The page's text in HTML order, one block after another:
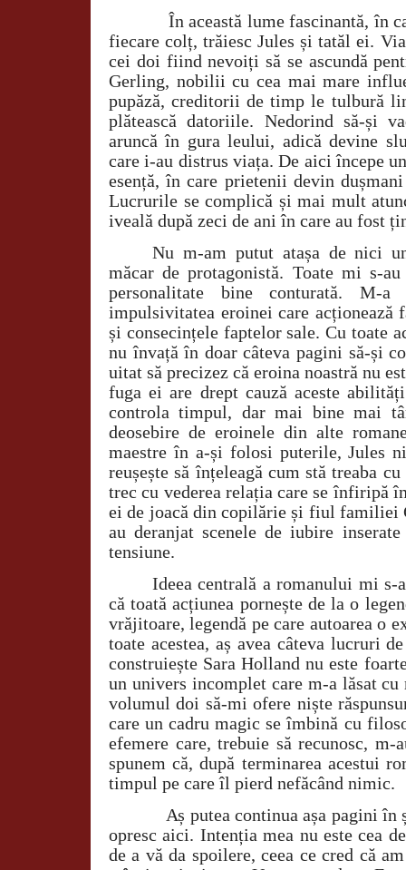
În această lume fascinantă, în
fiecare colț, trăiesc Jules și tatăl ei.
cei doi fiind nevoiți să se ascundă
Gerling, nobilii cu cea mai mare
pupăză, creditorii de timp le tulbură
plătească datoriile. Nedorind să-și
aruncă în gura leului, adică devine
care i-au distrus viața. De aici începe
esență, în care prietenii devin
Lucrurile se complică și mai mult
iveală după zeci de ani în care au fost
Nu m-am putut atașa de nici
măcar de protagonistă. Toate mi s-
personalitate bine conturată. M-
impulsivitatea eroinei care
și consecințele faptelor sale. Cu toate
nu învață în doar câteva pagini să-și
uitat să precizez că eroina noastră nu
fuga ei are drept cauză aceste
controla timpul, dar mai bine mai
deosebire de eroinele din alte
maestre în a-și folosi puterile, Jules
reușește să înțeleagă cum stă treaba
trec cu vederea relația care se înfiripă
ei de joacă din copilărie și fiul familiei
au deranjat scenele de iubire
tensiune.
Ideea centrală a romanului mi
că toată acțiunea pornește de la o
vrăjitoare, legendă pe care autoarea o
toate acestea, aș avea câteva lucruri
construiește Sara Holland nu este
un univers incomplet care m-a lăsat
volumul doi să-mi ofere niște
care un cadru magic se îmbină cu
efemere care, trebuie să recunosc,
spunem că, după terminarea acestui
timpul pe care îl pierd nefăcând nimic.
Aș putea continua așa pagini în
opresc aici. Intenția mea nu este cea
de a vă da spoilere, ceea ce cred că